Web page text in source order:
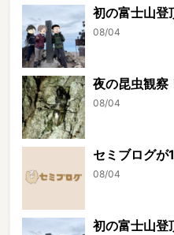
初の富士山登
08/04
夜の昆虫観察
08/04
セミブログが
08/04
初の富士山登